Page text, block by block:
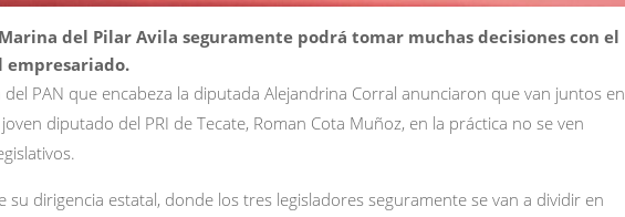
del Pilar Avila seguramente podrá tomar muchas decisiones con el
empresariado.
PAN que encabeza la diputada Alejandrina Corral anunciaron que van juntos en
diputado del PRI de Tecate, Roman Cota Muñoz, en la práctica no se ven
su dirigencia estatal, donde los tres legisladores seguramente se van a dividir en